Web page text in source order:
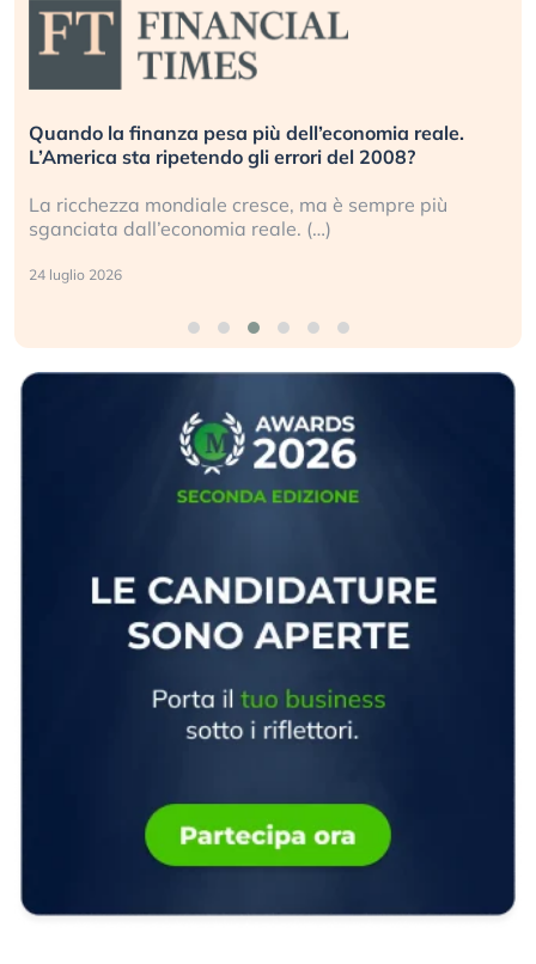
Quando la finanza pesa più dell’economia reale.
L’America sta ripetendo gli errori del 2008?
La ricchezza mondiale cresce, ma è sempre più
sganciata dall’economia reale. (…)
24 luglio 2026